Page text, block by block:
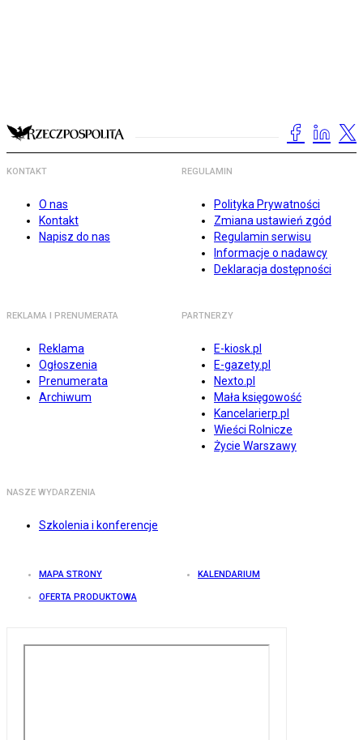
KONTAKT
O nas
Kontakt
Napisz do nas
REGULAMIN
Polityka Prywatności
Zmiana ustawień zgód
Regulamin serwisu
Informacje o nadawcy
Deklaracja dostępności
REKLAMA I PRENUMERATA
Reklama
Ogłoszenia
Prenumerata
Archiwum
PARTNERZY
E-kiosk.pl
E-gazety.pl
Nexto.pl
Mała księgowość
Kancelarierp.pl
Wieści Rolnicze
Życie Warszawy
NASZE WYDARZENIA
Szkolenia i konferencje
MAPA STRONY KALENDARIUM
OFERTA PRODUKTOWA